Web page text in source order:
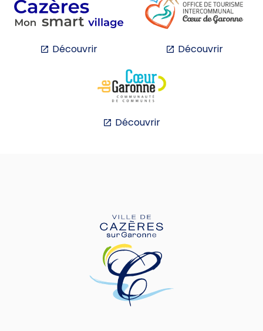
Découvrir Découvrir
Découvrir